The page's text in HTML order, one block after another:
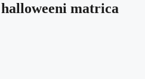
matrica